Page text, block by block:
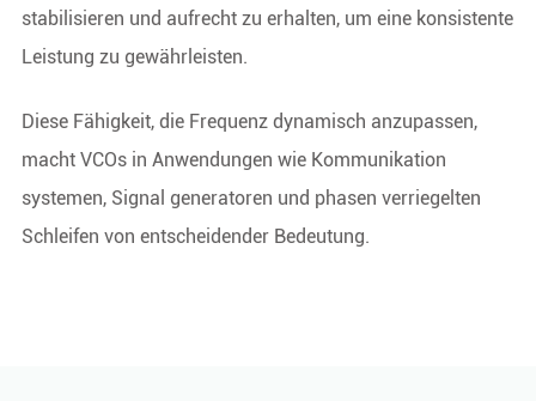
stabilisieren und aufrecht zu erhalten, um eine konsistente
Leistung zu gewährleisten.
Diese Fähigkeit, die Frequenz dynamisch anzupassen,
macht VCOs in Anwendungen wie Kommunikation
systemen, Signal generatoren und phasen verriegelten
Schleifen von entscheidender Bedeutung.